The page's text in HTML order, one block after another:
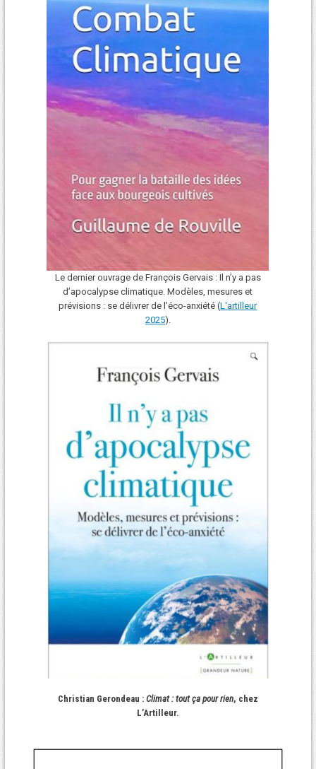
Le dernier ouvrage de François Gervais : Il n’y a pas
d’apocalypse climatique. Modèles, mesures et
prévisions : se délivrer de l’éco-anxiété (L'arti lleur
2025).
Christian Gerondeau : Climat : tout ça pour rien, chez
L’Artilleur.